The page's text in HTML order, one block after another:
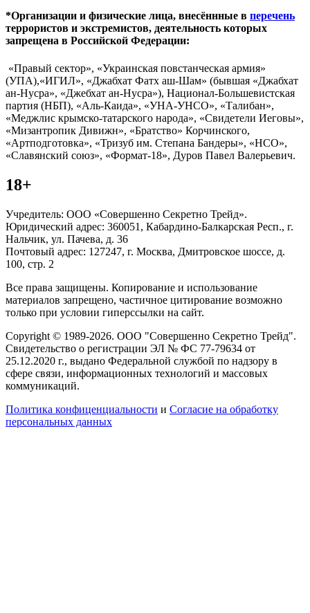
*Организации и физические лица, внесённные в перечень
террористов и экстремистов, деятельность которых
запрещена в Российской Федерации:
«Правый сектор», «Украинская повстанческая армия»
(УПА),«ИГИЛ», «Джабхат Фатх аш-Шам» (бывшая «Джабхат
ан-Нусра», «Джебхат ан-Нусра»), Национал-Большевистская
партия (НБП), «Аль-Каида», «УНА-УНСО», «Талибан»,
«Меджлис крымско-татарского народа», «Свидетели Иеговы»,
«Мизантропик Дивижн», «Братство» Корчинского,
«Артподготовка», «Тризуб им. Степана Бандеры», «НСО»,
«Славянский союз», «Формат-18», Дуров Павел Валерьевич.
18+
Учредитель: ООО «Совершенно Секретно Трейд».
Юридический адрес: 360051, Кабардино-Балкарская Респ., г.
Нальчик, ул. Пачева, д. 36
Почтовый адрес: 127247, г. Москва, Дмитровское шоссе, д.
100, стр. 2
Все права защищены. Копирование и использование
материалов запрещено, частичное цитирование возможно
только при условии гиперссылки на сайт.
Copyright © 1989-2026. ООО "Совершенно Секретно Трейд".
Свидетельство о регистрации ЭЛ № ФС 77-79634 от
25.12.2020 г., выдано Федеральной службой по надзору в
сфере связи, информационных технологий и массовых
коммуникаций.
Политика конфиценциальности и Согласие на обработку
персональных данных